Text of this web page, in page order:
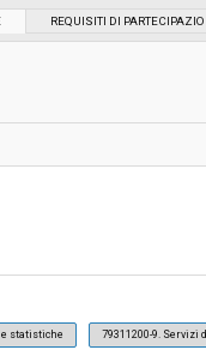
REQUISITI DI
e statistiche 79311200-9.